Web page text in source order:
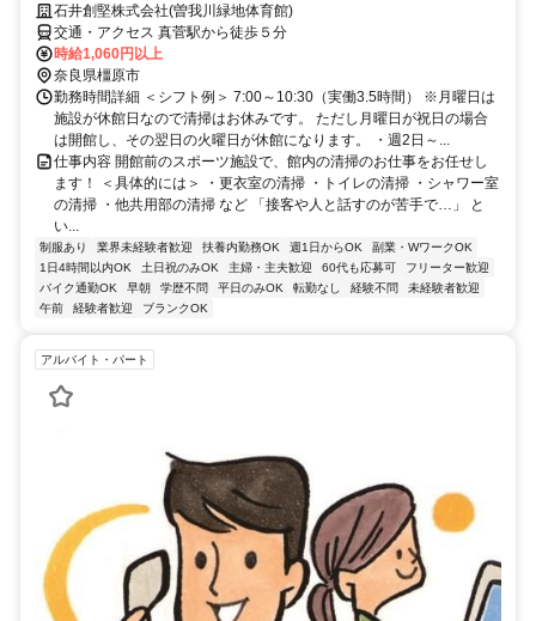
石井創堅株式会社(曽我川緑地体育館)
交通・アクセス 真菅駅から徒歩５分
時給1,060円以上
奈良県橿原市
勤務時間詳細 ＜シフト例＞ 7:00～10:30（実働3.5時間） ※月曜日は
施設が休館日なので清掃はお休みです。 ただし月曜日が祝日の場合
は開館し、その翌日の火曜日が休館になります。 ・週2日～...
仕事内容 開館前のスポーツ施設で、館内の清掃のお仕事をお任せし
ます！ ＜具体的には＞ ・更衣室の清掃 ・トイレの清掃 ・シャワー室
の清掃 ・他共用部の清掃 など 「接客や人と話すのが苦手で…」 と
い...
制服あり 業界未経験者歓迎 扶養内勤務OK 週1日からOK
副業・WワークOK
1日4時間以内OK
土日祝のみOK 主婦・主夫歓迎 60代も応募可
フリーター歓迎
バイク通勤OK
早朝 学歴不問 平日のみOK 転勤なし 経験不問
未経験者歓迎
午前
経験者歓迎 ブランクOK
アルバイト・パート